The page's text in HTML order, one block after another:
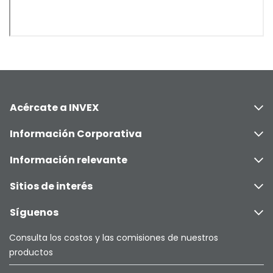
Acércate a INVEX
Información Corporativa
Información relevante
Sitios de interés
Síguenos
Consulta los costos y las comisiones de nuestros
productos